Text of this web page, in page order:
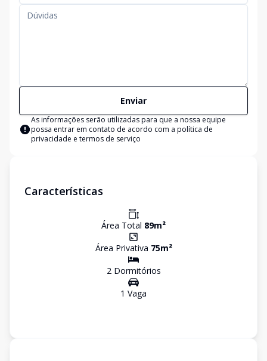
Enviar
As informações serão utilizadas para que a nossa equipe
possa entrar em contato de acordo com a política de
privacidade e termos de serviço
Características
Área Total 89m²
Área Privativa 75m²
2Dormitórios
1 Vaga